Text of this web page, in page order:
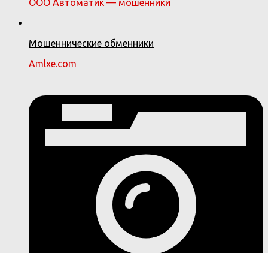
ООО Автоматик — мошенники
Мошеннические обменники
Amlxe.com